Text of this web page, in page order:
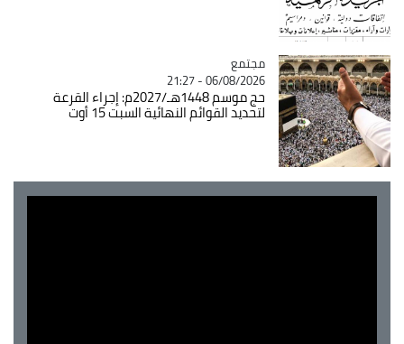
Catégorie
مجتمع
06/08/2026 - 21:27
حج موسم 1448هـ/2027م: إجراء القرعة
لتحديد القوائم النهائية السبت 15 أوت